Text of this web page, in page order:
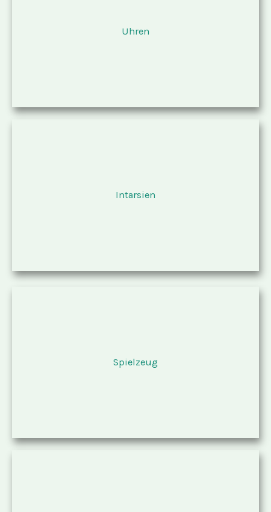
Uhren
Intarsien
Spielzeug